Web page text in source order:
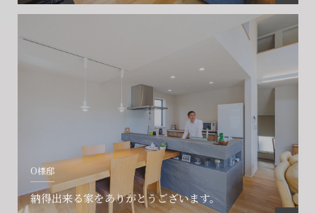
O様邸
納得出来る家をありがとうございます。